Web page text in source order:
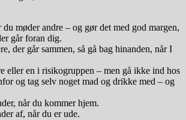
du møder andre – og gør det med god margen,
går foran dig.
der går sammen, så gå bag hinanden, når I
eller en i risikogruppen – men gå ikke ind hos
og tag selv noget mad og drikke med – og
når du kommer hjem.
af, når du er ude.